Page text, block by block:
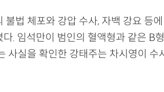
법 체포와 강압 수사, 자백 강요 등
. 임석만이 범인의 혈액형과 같은 B
사실을 확인한 강태주는 차시영이 수